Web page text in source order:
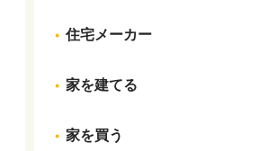
住宅メーカー
家を建てる
家を買う